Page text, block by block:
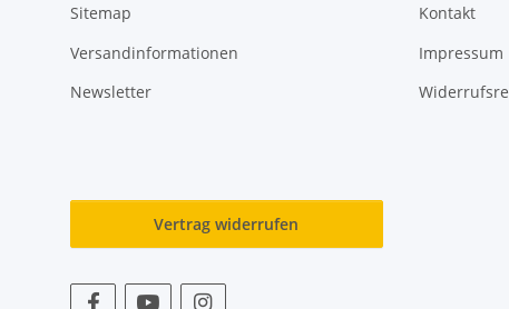
Sitemap
Versandinformationen
Newsletter
Kontakt
Impressum
Vertrag widerrufen